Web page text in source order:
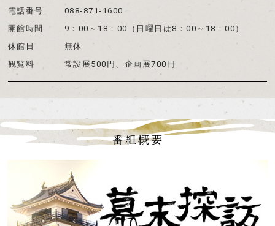
電話番号
088-871-1600
開館時間
9：00～18：00（日曜日は8：00～18：00）
休館日
無休
観覧料
常設展500円、企画展700円